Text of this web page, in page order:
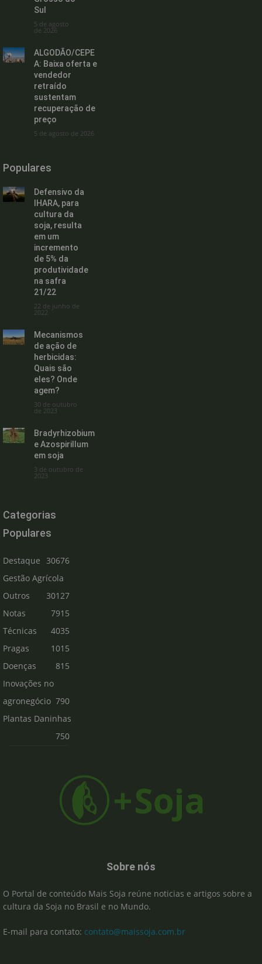
Sul
5 de agosto
de 2026
ALGODÃO/CEPE
A: Baixa oferta e
vendedor
retraído
sustentam
recuperação de
preço
5 de agosto de 2026
Populares
Defensivo da
IHARA, para
cultura da
soja, resulta
em um
incremento
de 5% da
produtividade
na safra
21/22
22 de junho de
2022
Mecanismos
de ação de
herbicidas:
Quais são
eles? Onde
agem?
30 de outubro
de 2023
Bradyrhizobium
e Azospirillum
em soja
3 de outubro de
2023
Categorias
Populares
Destaque
30676
Gestão Agrícola
30127
Outros
7915
Notas
Técnicas
4035
Pragas
1015
Doenças
815
Inovações no
agronegócio 790
Plantas Daninhas
750
Sobre nós
O Portal de conteúdo Mais Soja reúne noticias e artigos sobre a
cultura da Soja no Brasil e no Mundo.
E-mail para contato: contato@maissoja.com.br